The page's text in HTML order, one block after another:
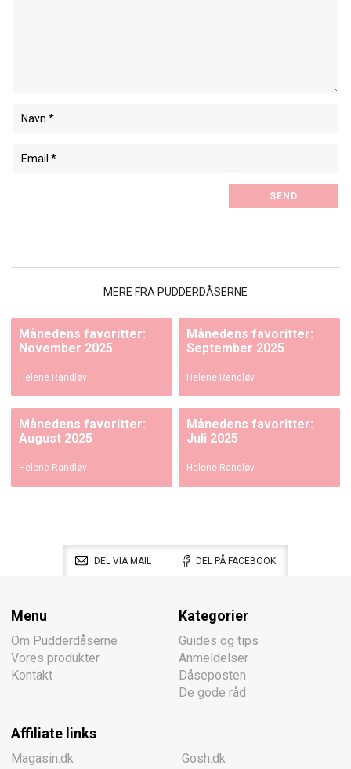
MERE FRA PUDDERDÅSERNE
Månedens favoritter:
November 2025
Helene Randløv
Månedens favoritter:
September 2025
Helene Randløv
Månedens favoritter:
August 2025
Helene Randløv
Månedens favoritter:
Juli 2025
Helene Randløv
DEL VIA MAIL DEL PÅ FACEBOOK
Menu
Om Pudderdåserne
Vores produkter
Kontakt
Kategorier
Guides og tips
Anmeldelser
Dåseposten
De gode råd
Affiliate links
Magasin.dk
Gosh.dk